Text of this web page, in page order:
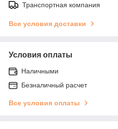
Транспортная компания
Все условия доставки
Условия оплаты
Наличными
Безналичный расчет
Все условия оплаты